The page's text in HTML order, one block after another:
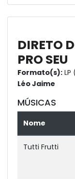
DIRETO
PRO SEU
Formato(s): LP
Léo Jaime
MÚSICAS
Nome
Tutti Frutti